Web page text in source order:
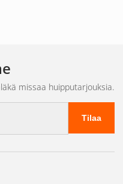
missaa huipputarjouksia.
Tilaa